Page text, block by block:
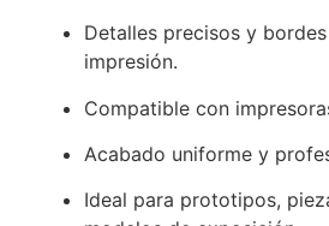
Detalles precisos y
impresión.
Compatible con
Acabado uniforme y
Ideal para prototipos,